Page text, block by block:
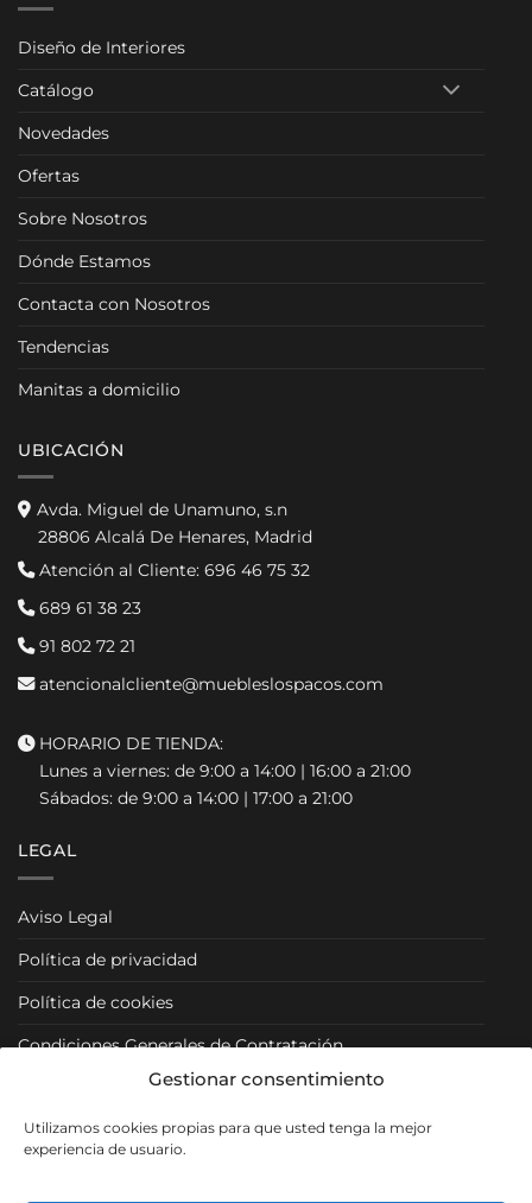
Gestionar consentimiento
Utilizamos cookies propias para que usted tenga la mejor
experiencia de usuario.
Diseño de Interiores
Catálogo
Novedades
Ofertas
Sobre Nosotros
Dónde Estamos
Contacta con Nosotros
Tendencias
Manitas a domicilio
UBICACIÓN
Avda. Miguel de Unamuno, s.n
28806 Alcalá De Henares, Madrid
Atención al Cliente: 696 46 75 32
689 61 38 23
91 802 72 21
atencionalcliente@muebleslospacos.com
HORARIO DE TIENDA:
Lunes a viernes: de 9:00 a 14:00 | 16:00 a 21:00
Sábados: de 9:00 a 14:00 | 17:00 a 21:00
LEGAL
Aviso Legal
Política de privacidad
Política de cookies
Condiciones Generales de Contratación
Condiciones Particulares
Política de Venta y Cancelación/Devolución